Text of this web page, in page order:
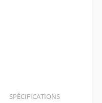
SPÉCIFICATIONS